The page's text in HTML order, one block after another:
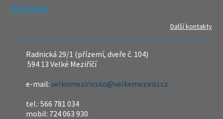
REDAKCE
Další kontakty
Radnická 29/1 (přízemí, dveře č. 104)
594 13 Velké Meziříčí
e-mail:velkomeziricsko@velkemezirici.cz
tel.: 566 781 034
mobil: 724 063 930